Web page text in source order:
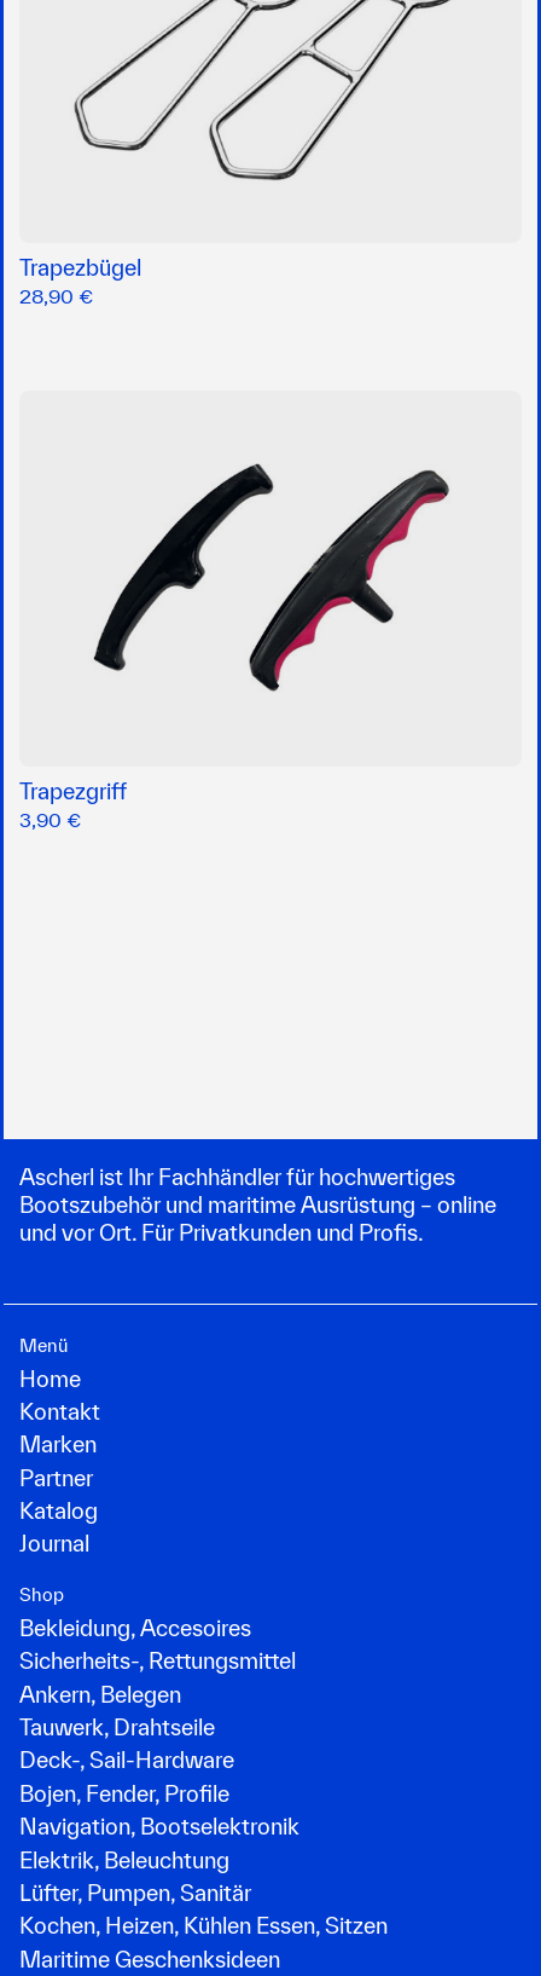
Trapezbügel
28,90 €
Trapezgriff
3,90 €
Ascherl ist Ihr Fachhändler für hochwertiges
Bootszubehör und maritime Ausrüstung – online
und vor Ort. Für Privatkunden und Profis.
Menü
Home
Kontakt
Marken
Partner
Katalog
Journal
Shop
Bekleidung, Accesoires
Sicherheits-, Rettungsmittel
Ankern, Belegen
Tauwerk, Drahtseile
Deck-, Sail-Hardware
Bojen, Fender, Profile
Navigation, Bootselektronik
Elektrik, Beleuchtung
Lüfter, Pumpen, Sanitär
Kochen, Heizen, Kühlen Essen, Sitzen
Maritime Geschenksideen